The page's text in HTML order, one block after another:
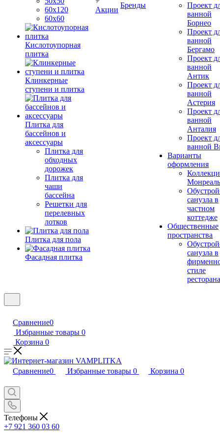
60х120
60х60
Кислотоупорная
плитка
Клинкерные
ступени и плитка
Плитка для
бассейнов и
аксессуары
Плитка для
обходных
дорожек
Плитка для
чаши
бассейна
Решетки для
перелевных
лотков
Плитка для пола
Фасадная плитка
Акции
Бренды
Проект
ванной
Борнео
Проект
ванной
Бергамо
Проект
ванной
Антик
Проект
ванной
Астерия
Проект
ванной
Анталия
Проект
ванной
Варианты
оформления
Монреаль
санузла в
частном
коттедже
Общественные
пространства
санузла в
стиле
ресторана
Сравнение0
Избранные товары 0
Корзина 0
Сравнение0 Избранные товары 0 Корзина 0
Телефоны
+7 921 360 03 60